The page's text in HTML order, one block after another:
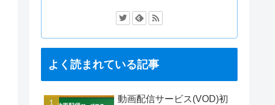
よく読まれている記事
動画配信サービス(VOD)初